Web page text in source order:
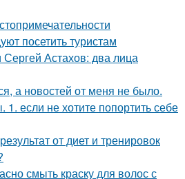
посетить туристам
Астахов: два лица
а новостей от меня не было.
если не хотите попортить себе
от диет и тренировок
смыть краску для волос с